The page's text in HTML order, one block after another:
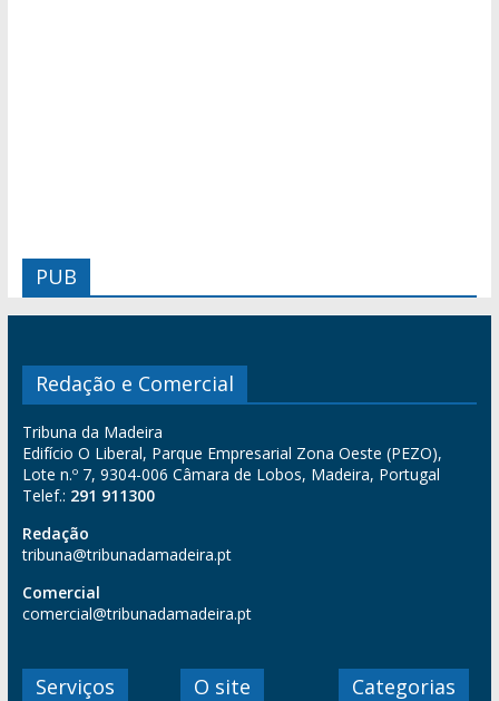
PUB
Redação e Comercial
Tribuna da Madeira
Edifício O Liberal, Parque Empresarial Zona Oeste (PEZO),
Lote n.º 7, 9304-006 Câmara de Lobos, Madeira, Portugal
Telef.: 291 911300
Redação
tribuna@tribunadamadeira.pt
Comercial
comercial@tribunadamadeira.pt
Serviços O site Categorias